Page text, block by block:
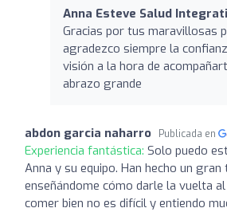
Anna Esteve Salud
Gracias por tus maravillosas
agradezco siempre la
visión a la hora de
abrazo grande
abdon garcia naharro Publicada en
Experiencia fantástica: Solo puedo
Anna y su equipo. Han hecho un gran
enseñándome cómo darle la vuelta
comer bien no es difícil y entiendo